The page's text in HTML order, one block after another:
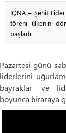
IQNA – Şehit
töreni ülkenin
başladı.
Pazartesi günü
liderlerini
bayrakları ve
boyunca biraraya